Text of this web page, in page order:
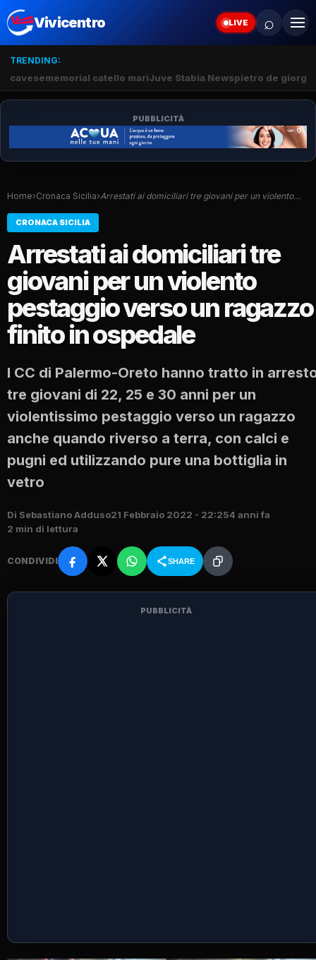
Vivicentro LIVE ⌕
TRENDING:
cavesememorial catello mariJuve Stabia Newspietro de giorgio
PUBBLICITÀ
Home›Cronaca Sicilia›Arrestati ai domiciliari tre giovani per un violento…
CRONACA SICILIA
Arrestati ai domiciliari tre
giovani per un violento
pestaggio verso un ragazzo
finito in ospedale
I CC di Palermo-Oreto hanno tratto in
tre giovani di 22, 25 e 30 anni per un
violentissimo pestaggio verso un ragazzo
anche quando riverso a terra, con calci e
pugni ed utilizzando pure una bottiglia in
vetro
Di Sebastiano Adduso21 Febbraio 2022 - 22:254 anni fa
2 min di lettura
CONDIVIDI SHARE
PUBBLICITÀ